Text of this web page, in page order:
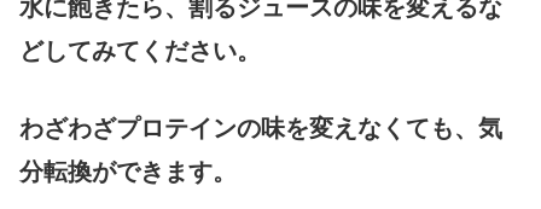
水に飽きたら、割るジュースの味を変えるな
どしてみてください。
わざわざプロテインの味を変えなくても、気
分転換ができます。